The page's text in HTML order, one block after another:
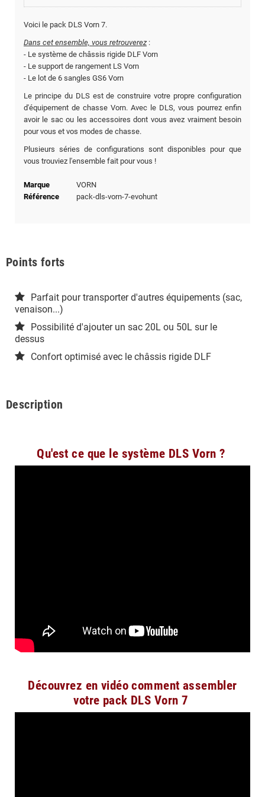
Voici le pack DLS Vorn 7.
Dans cet ensemble, vous retrouverez :
- Le système de châssis rigide DLF Vorn
- Le support de rangement LS Vorn
- Le lot de 6 sangles GS6 Vorn
Le principe du DLS est de construire votre propre configuration
d'équipement de chasse Vorn. Avec le DLS, vous pourrez enfin
avoir le sac ou les accessoires dont vous avez vraiment besoin
pour vous et vos modes de chasse.
Plusieurs séries de configurations sont disponibles pour que
vous trouviez l'ensemble fait pour vous !
Marque
VORN
Référence
pack-dls-vorn-7-evohunt
Points forts
Parfait pour transporter d'autres équipements (sac,
venaison...)
Possibilité d'ajouter un sac 20L ou 50L sur le
dessus
Confort optimisé avec le châssis rigide DLF
Description
Qu'est ce que le système DLS Vorn ?
Découvrez en vidéo comment assembler
votre pack DLS Vorn 7